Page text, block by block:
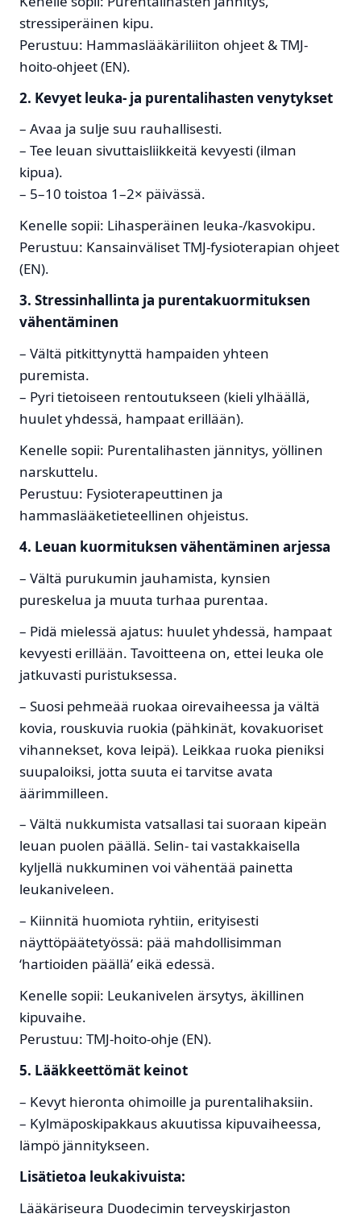
stressiperäinen kipu.
Perustuu: Hammaslääkäriliiton ohjeet & TMJ-
hoito-ohjeet (EN).
2. Kevyet leuka- ja purentalihasten venytykset
– Avaa ja sulje suu rauhallisesti.
– Tee leuan sivuttaisliikkeitä kevyesti (ilman
kipua).
– 5–10 toistoa 1–2× päivässä.
Kenelle sopii: Lihasperäinen leuka-/kasvo­kipu.
Perustuu: Kansainväliset TMJ-fysioterapian ohjeet
(EN).
3. Stressinhallinta ja purentakuormituksen
vähentäminen
– Vältä pitkittynyttä hampaiden yhteen
puremista.
– Pyri tietoiseen rentoutukseen (kieli ylhäällä,
huulet yhdessä, hampaat erillään).
Kenelle sopii: Purentalihasten jännitys, yöllinen
narskuttelu.
Perustuu: Fysioterapeuttinen ja
hammaslääketieteellinen ohjeistus.
4. Leuan kuormituksen vähentäminen arjessa
– Vältä purukumin jauhamista, kynsien
pureskelua ja muuta turhaa purentaa.
– Pidä mielessä ajatus: huulet yhdessä, hampaat
kevyesti erillään. Tavoitteena on, ettei leuka ole
jatkuvasti puristuksessa.
– Suosi pehmeää ruokaa oirevaiheessa ja vältä
kovia, rouskuvia ruokia (pähkinät, kovakuoriset
vihannekset, kova leipä). Leikkaa ruoka pieniksi
suupaloiksi, jotta suuta ei tarvitse avata
äärimmilleen.
– Vältä nukkumista vatsallasi tai suoraan kipeän
leuan puolen päällä. Selin- tai vastakkaisella
kyljellä nukkuminen voi vähentää painetta
leukaniveleen.
– Kiinnitä huomiota ryhtiin, erityisesti
näyttöpäätetyössä: pää mahdollisimman
‘hartioiden päällä’ eikä edessä.
Kenelle sopii: Leukanivelen ärsytys, äkillinen
kipuvaihe.
Perustuu: TMJ-hoito-ohje (EN).
5. Lääkkeettömät keinot
– Kevyt hieronta ohimoille ja purentalihaksiin.
– Kylmäposkipakkaus akuutissa kipuvaiheessa,
lämpö jännitykseen.
Lisätietoa leukakivuista:
Lääkäriseura Duodecimin terveyskirjaston